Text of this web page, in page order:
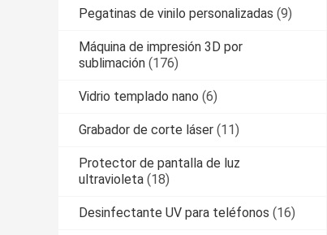
Pegatinas de vinilo personalizadas (9)
Máquina de impresión 3D por
sublimación (176)
Vidrio templado nano (6)
Grabador de corte láser (11)
Protector de pantalla de luz
ultravioleta (18)
Desinfectante UV para teléfonos (16)